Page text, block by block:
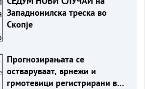
Западнонилска треска во
Скопје
Прогнозирањата се
остваруваат, врнежи и
грмотевици регистрирани во